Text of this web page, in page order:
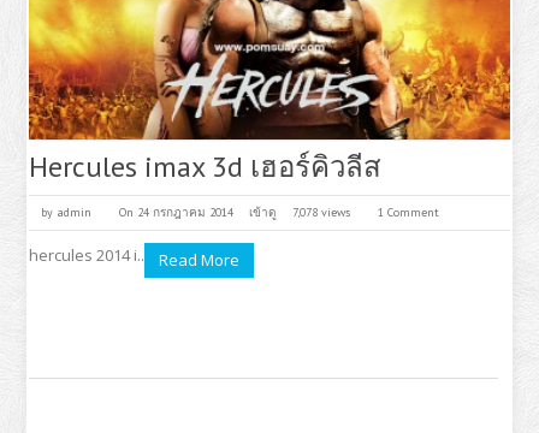
Hercules imax 3d เฮอร์คิวลีส
by admin On 24 กรกฎาคม 2014 เข้าดู 7,078 views 1 Comment
hercules 2014 i.. Read More